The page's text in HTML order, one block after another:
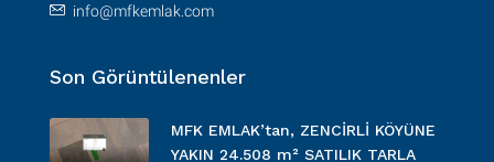
info@mfkemlak.com
Son Görüntülenenler
MFK EMLAK’tan, ZENCİRLİ KÖYÜNE
YAKIN 24.508 m² SATILIK TARLA